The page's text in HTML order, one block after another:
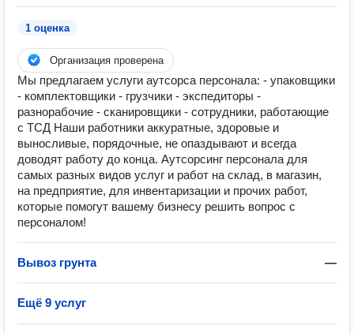
1 оценка
Организация проверена
Мы предлагаем услуги аутсорса персонала: - упаковщики
- комплектовщики - грузчики - экспедиторы -
разнорабочие - сканировщики - сотрудники, работающие
с ТСД Наши работники аккуратные, здоровые и
выносливые, порядочные, не опаздывают и всегда
доводят работу до конца. Аутсорсинг персонала для
самых разных видов услуг и работ на склад, в магазин,
на предприятие, для инвентаризации и прочих работ,
которые помогут вашему бизнесу решить вопрос с
персоналом!
Вывоз грунта —
Ещё 9 услуг